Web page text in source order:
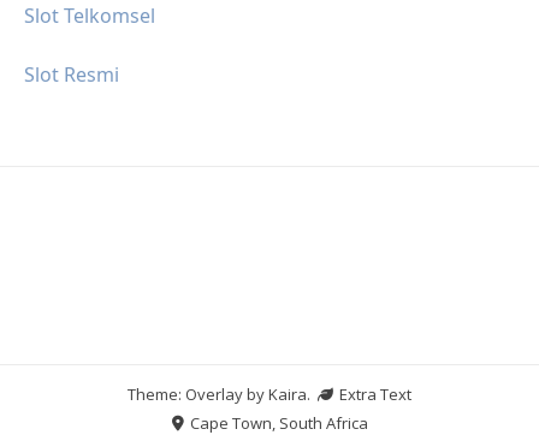
Slot Telkomsel
Slot Resmi
Theme: Overlay byKaira.
Extra Text
Cape Town, South Africa